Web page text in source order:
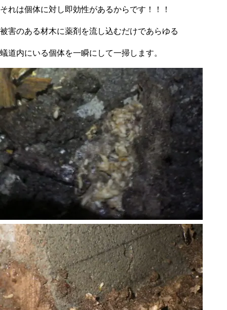
それは個体に対し即効性があるからです！！！
被害のある材木に薬剤を流し込むだけであらゆる
蟻道内にいる個体を一瞬にして一掃します。